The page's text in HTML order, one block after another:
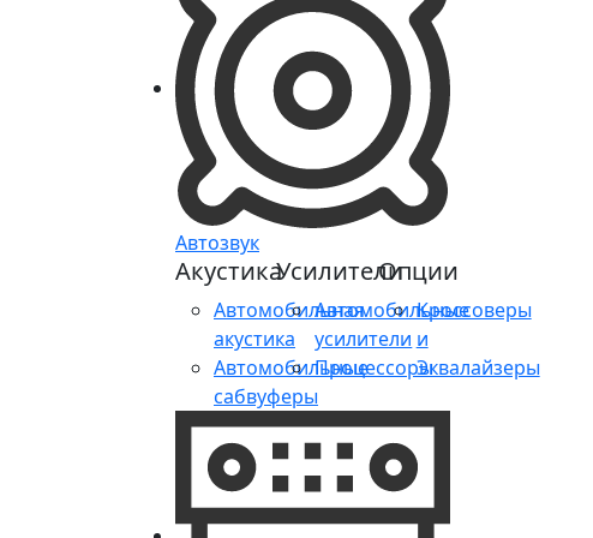
Автозвук
Акустика
Автомобильная
акустика
Автомобильные
сабвуферы
Усилители
Автомобильные
усилители
Процессоры
Опции
Кроссоверы
и
Эквалайзеры